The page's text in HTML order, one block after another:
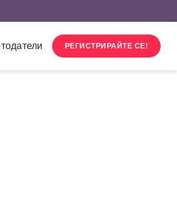
РЕГИСТРИРАЙТЕ СЕ!